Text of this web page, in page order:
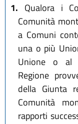
1. Qualora i
Comunità
a Comuni
una o più
Unione o al
Regione
della Giunta
Comunità
rapporti